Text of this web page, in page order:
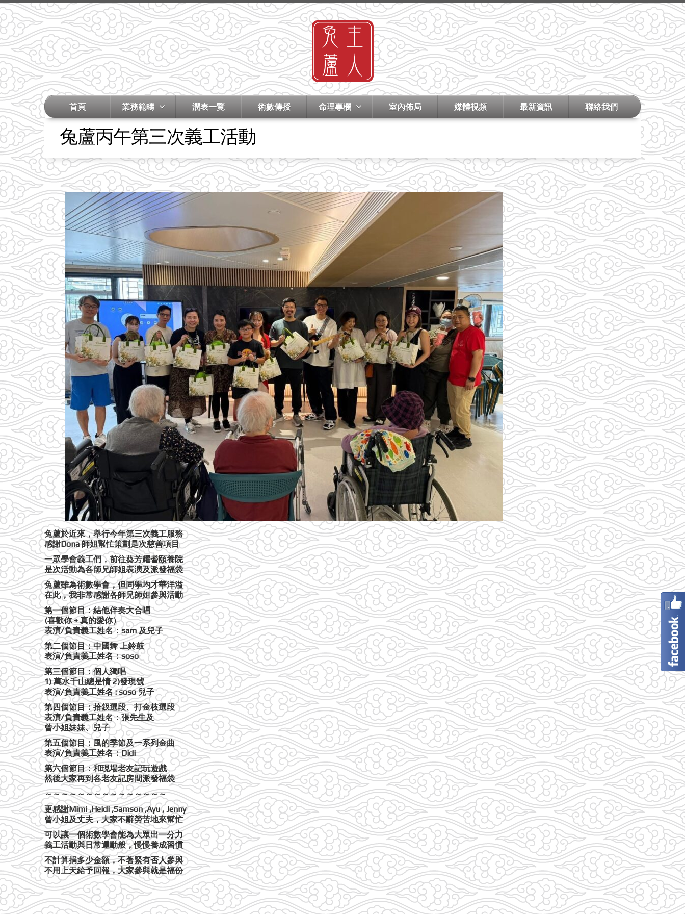
首頁 業務範疇 潤表一覽 術數傳授 命理專欄 室內佈局 媒體視頻 最新資訊 聯絡我們
兔蘆丙午第三次義工活動
兔蘆於近來，舉行今年第三次義工服務
感謝Dona 師姐幫忙策劃是次慈善項目
一眾學會義工們，前往葵芳耀耆頤養院
是次活動為各師兄師姐表演及派發福袋
兔蘆雖為術數學會，但同學均才華洋溢
在此，我非常感謝各師兄師姐參與活動
第一個節目：結他伴奏大合唱
(喜歡你 + 真的愛你）
表演/負責義工姓名：sam 及兒子
第二個節目：中國舞 上鈴鼓
表演/負責義工姓名：soso
第三個節目：個人獨唱
1) 萬水千山總是情 2)發現號
表演/負責義工姓名 : soso 兒子
第四個節目：拾釵選段、打金枝選段
表演/負責義工姓名：張先生及
曾小姐妹妹、兒子
第五個節目：風的季節及一系列金曲
表演/負責義工姓名：Didi
第六個節目：和現場老友記玩遊戲
然後大家再到各老友記房間派發福袋
～～～～～～～～～～～～～～～
更感謝Mimi ,Heidi ,Samson ,Ayu , Jenny
曾小姐及丈夫，大家不辭勞苦地來幫忙
可以讓一個術數學會能為大眾出一分力
義工活動與日常運動般，慢慢養成習慣
不計算捐多少金額，不著緊有否人參與
不用上天給予回報，大家參與就是福份